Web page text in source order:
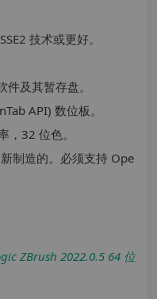
技术或更好。
及其暂存盘。
API) 数位板。
32 位色。
制造的。必须支持 Ope
ZBrush 2022.0.5 64 位